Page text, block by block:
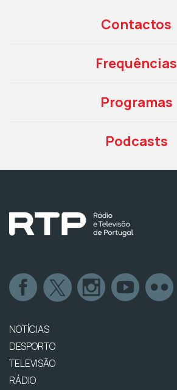
Contactos
Frequências
Programas
Podcasts
NOTÍCIAS
DESPORTO
TELEVISÃO
RÁDIO